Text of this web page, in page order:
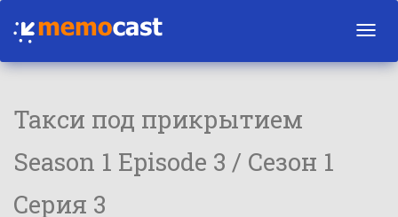
Такси под прикрытием
Season 1 Episode 3 / Сезон 1
Серия 3